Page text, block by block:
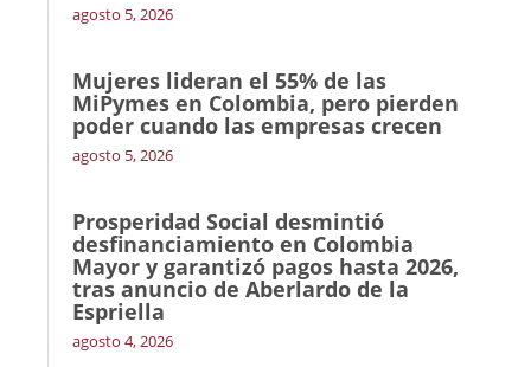
agosto 5, 2026
Mujeres lideran el 55% de las
MiPymes en Colombia, pero pierden
poder cuando las empresas crecen
agosto 5, 2026
Prosperidad Social desmintió
desfinanciamiento en Colombia
Mayor y garantizó pagos hasta 2026,
tras anuncio de Aberlardo de la
Espriella
agosto 4, 2026